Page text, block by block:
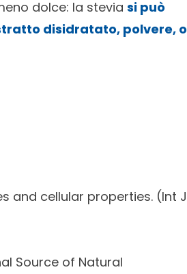
dolce: la stevia si può
disidratato, polvere, o
and cellular properties. (Int J
Source of Natural